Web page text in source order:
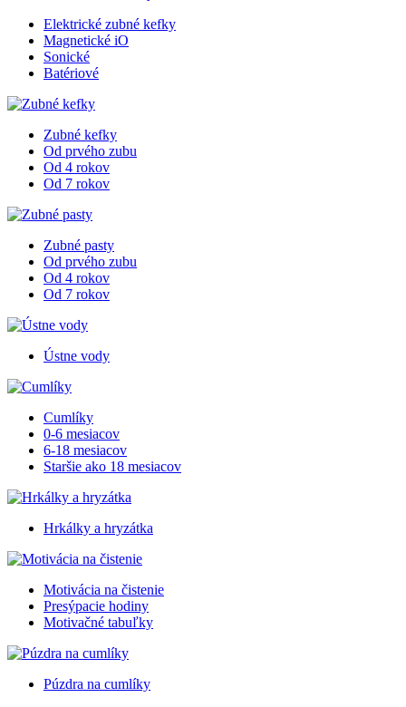
Elektrické zubné kefky
Magnetické iO
Sonické
Batériové
Zubné kefky
Od prvého zubu
Od 4 rokov
Od 7 rokov
Zubné pasty
Od prvého zubu
Od 4 rokov
Od 7 rokov
Ústne vody
Cumlíky
0-6 mesiacov
6-18 mesiacov
Staršie ako 18 mesiacov
Hrkálky a hryzátka
Motivácia na čistenie
Presýpacie hodiny
Motivačné tabuľky
Púzdra na cumlíky